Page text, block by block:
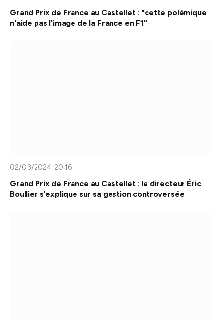
Grand Prix de France au Castellet : "cette polémique
n'aide pas l'image de la France en F1"
02/03/2024 20:16
Grand Prix de France au Castellet : le directeur Éric
Boullier s'explique sur sa gestion controversée